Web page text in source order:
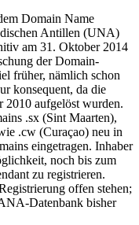
Domain Name
Antillen (UNA)
am 31. Oktober 2014
der Domain-
früher, nämlich schon
konsequent, da die
2010 aufgelöst wurden.
.sx (Sint Maarten),
.cw (Curaçao) neu in
eingetragen. Inhaber
noch bis zum
zu registrieren.
offen stehen;
Datenbank bisher